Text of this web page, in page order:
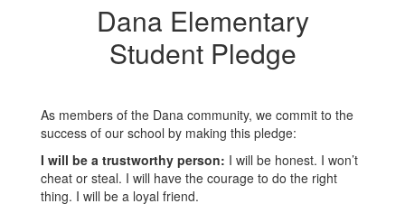
Dana Elementary
Student Pledge
As members of the Dana community, we commit to the
success of our school by making this pledge:
I will be a trustworthy person: I will be honest. I won’t
cheat or steal. I will have the courage to do the right
thing. I will be a loyal friend.